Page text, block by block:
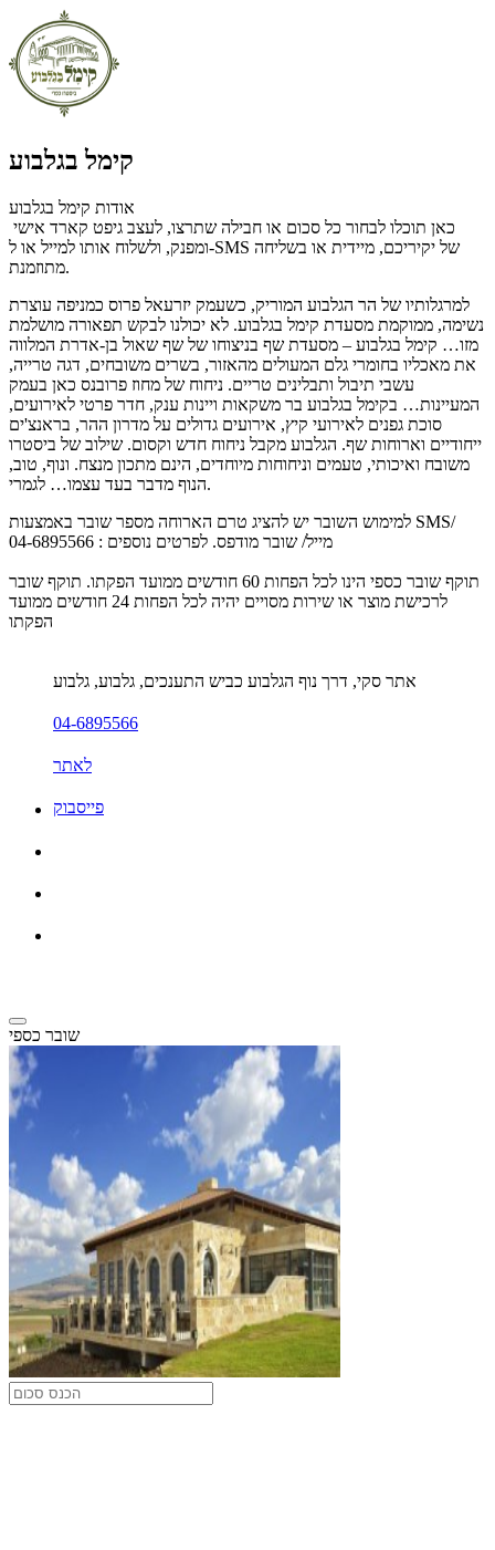
קימל בגלבוע
אודות קימל בגלבוע
ומפנק, ולשלוח אותו למייל או ל-SMS של יקיריכם, מיידית או בשליחה
מתוזמנת.
למרגלותיו של הר הגלבוע המוריק, כשעמק יזרעאל פרוס כמניפה עוצרת
נשימה, ממוקמת מסעדת קימל בגלבוע. לא יכולנו לבקש תפאורה מושלמת
מזו… קימל בגלבוע – מסעדת שף בניצוחו של שף שאול בן-אדרת המלווה
את מאכליו בחומרי גלם המעולים מהאזור, בשרים משובחים, דגה טרייה,
עשבי תיבול ותבלינים טריים. ניחוח של מחוז פרובנס כאן בעמק
המעיינות… בקימל בגלבוע בר משקאות ויינות ענק, חדר פרטי לאירועים,
סוכת גפנים לאירועי קיץ, אירועים גדולים על מדרון ההר, בראנצ'ים
ייחודיים וארוחות שף. הגלבוע מקבל ניחוח חדש וקסום. שילוב של ביסטרו
משובח ואיכותי, טעמים וניחוחות מיוחדים, הינם מתכון מנצח. ונוף, טוב,
הנוף מדבר בעד עצמו… לגמרי.
למימוש השובר יש להציג טרם הארוחה מספר שובר באמצעות SMS/
מייל/ שובר מודפס. לפרטים נוספים : 04-6895566
תוקף שובר כספי הינו לכל הפחות 60 חודשים ממועד הפקתו. תוקף שובר
לרכישת מוצר או שירות מסויים יהיה לכל הפחות 24 חודשים ממועד
הפקתו
אתר סקי, דרך נוף הגלבוע כביש התענכים, גלבוע, גלבוע
04-6895566
לאתר
פייסבוק
שובר כספי